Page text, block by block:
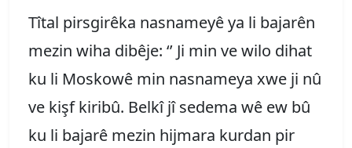
Tîtal pirsgirêka nasnameyê ya li bajarên
mezin wiha dibêje: ‘’ Ji min ve wilo dihat
ku li Moskowê min nasnameya xwe ji nû
ve kişf kiribû. Belkî jî sedema wê ew bû
ku li bajarê mezin hijmara kurdan pir